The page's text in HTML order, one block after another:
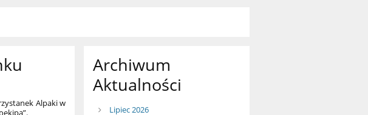
Alpaki w
Archiwum
Aktualności
Lipiec 2026